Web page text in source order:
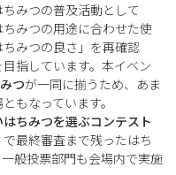
みつの普及活動として
みつの用途に合わせた使
みつの良さ」を再確認
指しています。本イベン
つが一同に揃うため、あま
もなっています。
ちみつを選ぶコンテスト
最終審査まで残ったはち
般投票部門も会場内で実施